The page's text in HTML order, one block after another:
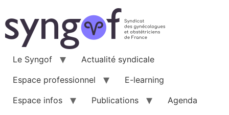
au
contenu
Le Syngof
Actualité syndicale
Espace professionnel
E-learning
Espace infos
Publications
Agenda